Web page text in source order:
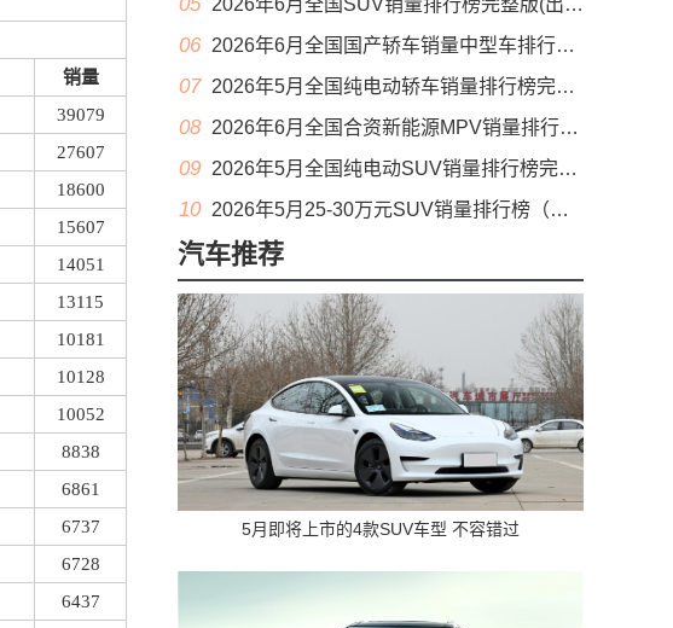
销量
39079
27607
18600
15607
14051
13115
10181
10128
10052
8838
6861
6737
6728
6437
2026年6月全国SUV销量排行榜完整版(出口量
06 2026年6月全国国产轿车销量中型车排行榜完整版(零售量
07 2026年5月全国纯电动轿车销量排行榜完整版(批发量
08 2026年6月全国合资新能源MPV销量排行榜完整版(零售量
09 2026年5月全国纯电动SUV销量排行榜完整版(零售量
10 2026年5月25-30万元SUV销量排行榜（零售量）
汽车推荐
5月即将上市的4款SUV车型 不容错过